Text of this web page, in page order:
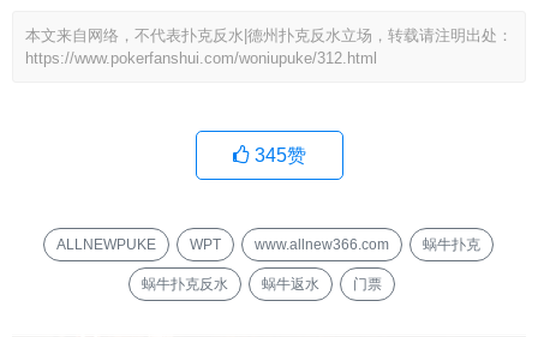
本文来自网络，不代表扑克反水|德州扑克反水立场，转载请注明出处：
https://www.pokerfanshui.com/woniupuke/312.html
345赞
ALLNEWPUKE WPT www.allnew366.com 蜗牛扑克
蜗牛扑克反水 蜗牛返水 门票